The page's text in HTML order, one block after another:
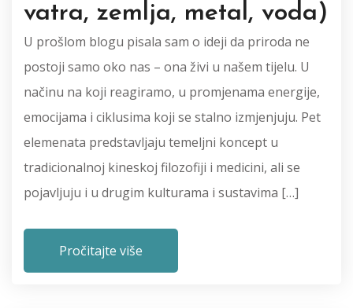
vatra, zemlja, metal, voda)
U prošlom blogu pisala sam o ideji da priroda ne
postoji samo oko nas – ona živi u našem tijelu. U
načinu na koji reagiramo, u promjenama energije,
emocijama i ciklusima koji se stalno izmjenjuju. Pet
elemenata predstavljaju temeljni koncept u
tradicionalnoj kineskoj filozofiji i medicini, ali se
pojavljuju i u drugim kulturama i sustavima […]
Pročitajte više